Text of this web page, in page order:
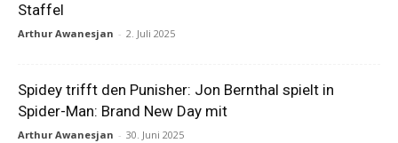
Staffel
Arthur Awanesjan - 2. Juli 2025
Spidey trifft den Punisher: Jon Bernthal spielt in
Spider-Man: Brand New Day mit
Arthur Awanesjan - 30. Juni 2025